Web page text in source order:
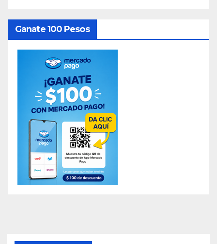
Ganate 100 Pesos